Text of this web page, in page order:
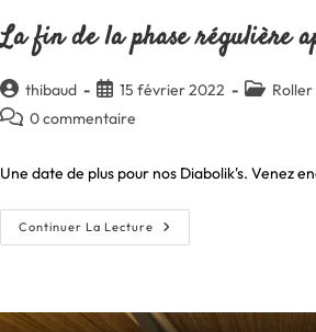
La fin de la phase régulière
Auteur/autrice
de
thibaud
Publication
publiée :
15 février 2022
Post
Commentaires
la
publication :
0 commentaire
Une date de plus pour nos Diabolik's. Venez
Continuer La Lecture La
Fin
Approche